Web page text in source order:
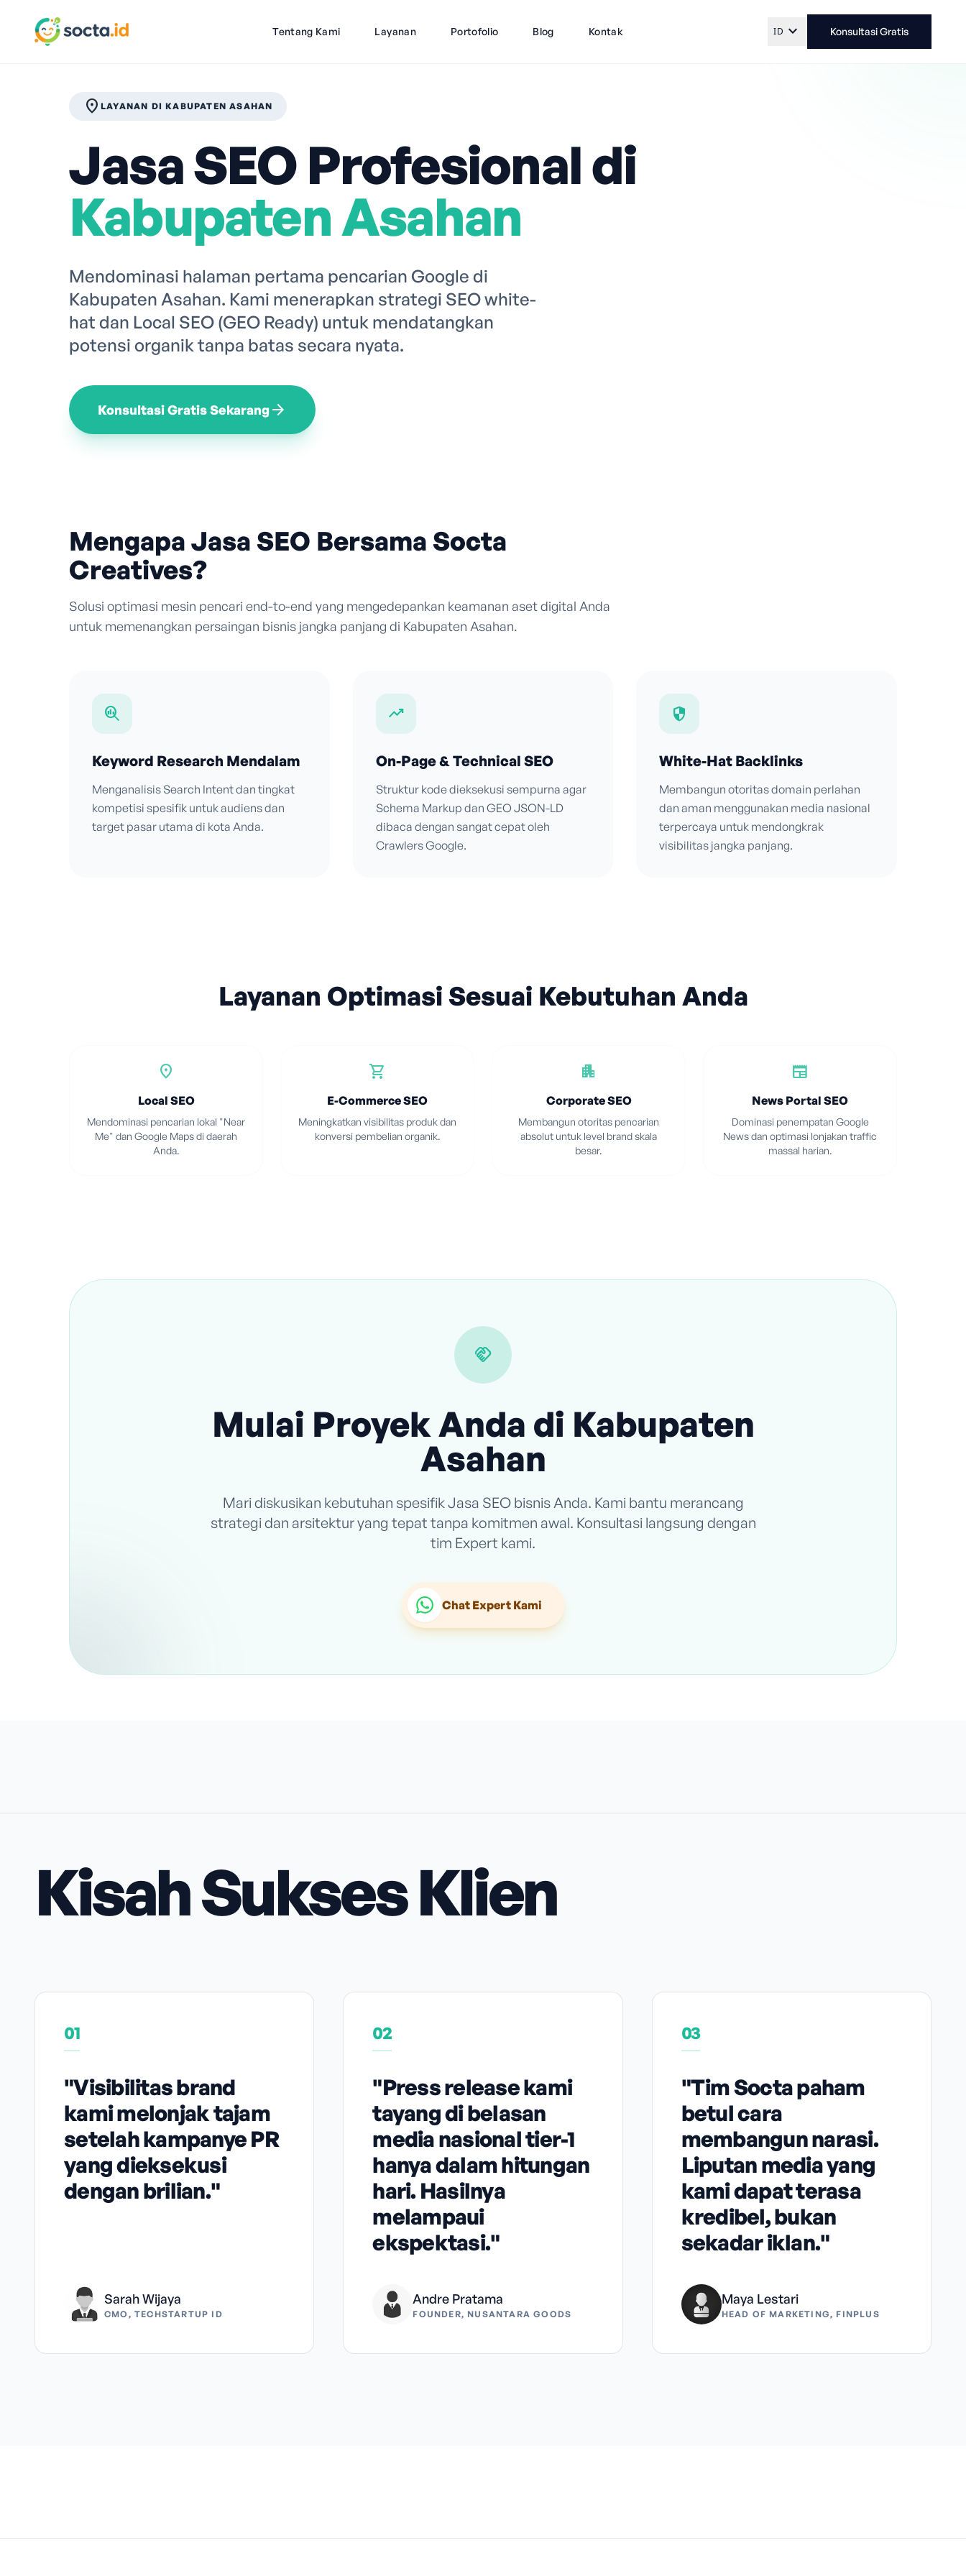
Tentang Kami Layanan Portofolio Blog Kontak ID expand_more Konsultasi Gratis
location_on LAYANAN DI KABUPATEN ASAHAN
Jasa SEO Profesional di
Kabupaten Asahan
Mendominasi halaman pertama pencarian Google di
Kabupaten Asahan. Kami menerapkan strategi SEO white-
hat dan Local SEO (GEO Ready) untuk mendatangkan
potensi organik tanpa batas secara nyata.
Konsultasi Gratis Sekarangarrow_forward
Mengapa Jasa SEO Bersama Socta
Creatives?
Solusi optimasi mesin pencari end-to-end yang mengedepankan keamanan aset digital Anda
untuk memenangkan persaingan bisnis jangka panjang di Kabupaten Asahan.
search_insights
Keyword Research Mendalam
Menganalisis Search Intent dan tingkat
kompetisi spesifik untuk audiens dan
target pasar utama di kota Anda.
trending_up
On-Page & Technical SEO
Struktur kode dieksekusi sempurna agar
Schema Markup dan GEO JSON-LD
dibaca dengan sangat cepat oleh
Crawlers Google.
security
White-Hat Backlinks
Membangun otoritas domain perlahan
dan aman menggunakan media nasional
terpercaya untuk mendongkrak
visibilitas jangka panjang.
Layanan Optimasi Sesuai Kebutuhan Anda
location_on
Local SEO
Mendominasi pencarian lokal "Near
Me" dan Google Maps di daerah
Anda.
shopping_cart
E-Commerce SEO
Meningkatkan visibilitas produk dan
konversi pembelian organik.
apartment
Corporate SEO
Membangun otoritas pencarian
absolut untuk level brand skala
besar.
newspaper
News Portal SEO
Dominasi penempatan Google
News dan optimasi lonjakan traffic
massal harian.
handshake
Mulai Proyek Anda di Kabupaten
Asahan
Mari diskusikan kebutuhan spesifik Jasa SEO bisnis Anda. Kami bantu merancang
strategi dan arsitektur yang tepat tanpa komitmen awal. Konsultasi langsung dengan
tim Expert kami.
Chat Expert Kami
Kisah Sukses Klien
01
"Visibilitas brand
kami melonjak tajam
setelah kampanye PR
yang dieksekusi
dengan brilian."
Sarah Wijaya
CMO, TECHSTARTUP ID
02
"Press release kami
tayang di belasan
media nasional tier-1
hanya dalam hitungan
hari. Hasilnya
melampaui
ekspektasi."
Andre Pratama
FOUNDER, NUSANTARA GOODS
03
"Tim Socta paham
betul cara
membangun narasi.
Liputan media yang
kami dapat terasa
kredibel, bukan
sekadar iklan."
Maya Lestari
HEAD OF MARKETING, FINPLUS